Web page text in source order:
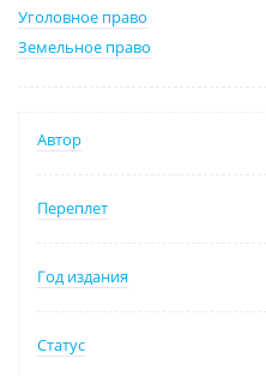
Уголовное право
Земельное право
Автор
Переплет
Год издания
Статус